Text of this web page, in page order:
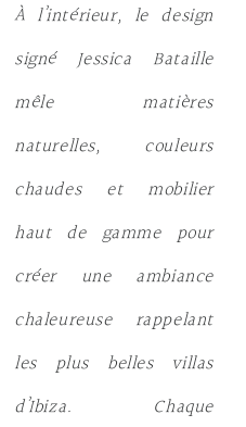
À l’intérieur, le design
signé Jessica Bataille
mêle matières
naturelles, couleurs
chaudes et mobilier
haut de gamme pour
créer une ambiance
chaleureuse rappelant
les plus belles villas
d’Ibiza. Chaque